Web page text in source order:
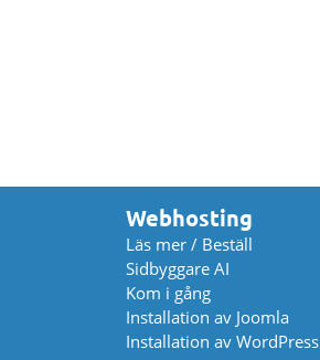
Webhosting
Läs mer / Beställ
Sidbyggare AI
Kom i gång
Installation av Joomla
Installation av WordPress